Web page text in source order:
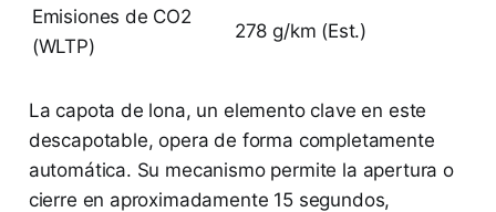
Emisiones de CO2
(WLTP)
278 g/km (Est.)
La capota de lona, un elemento clave en este
descapotable, opera de forma completamente
automática. Su mecanismo permite la apertura o
cierre en aproximadamente 15 segundos,